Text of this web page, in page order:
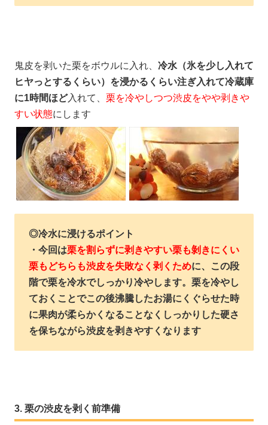
鬼皮を剥いた栗をボウルに入れ、 冷水（氷を少し入れて
ヒヤっとするくらい）を浸かるくらい注ぎ入れて冷蔵庫
に1時間ほど入れて、 栗を冷やしつつ渋皮をやや剥きや
すい状態にします
◎冷水に浸けるポイント
・今回は栗を割らずに剥きやすい栗も剝きにくい
栗もどちらも渋皮を失敗なく剥くために、この段
階で栗を冷水でしっかり冷やします。栗を冷やし
ておくことでこの後沸騰したお湯にくぐらせた時
に果肉が柔らかくなることなくしっかりした硬さ
を保ちながら渋皮を剥きやすくなります
栗の渋皮を剥く前準備